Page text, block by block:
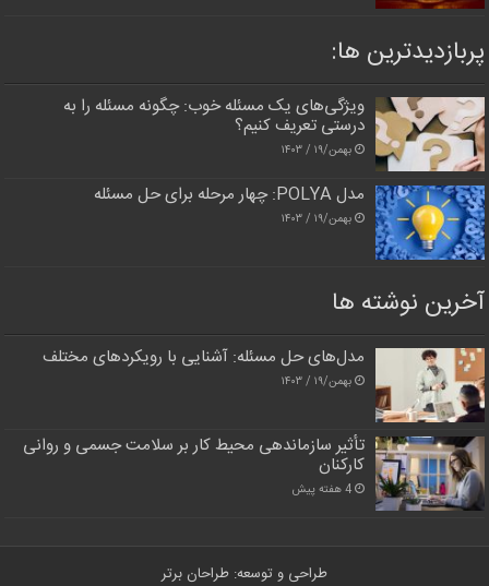
پربازدیدترین‌ ها:
ویژگی‌های یک مسئله خوب: چگونه مسئله را به
درستی تعریف کنیم؟
بهمن/۱۹ / ۱۴۰۳
مدل POLYA: چهار مرحله برای حل مسئله
بهمن/۱۹ / ۱۴۰۳
آخرین نوشته ها
مدل‌های حل مسئله: آشنایی با رویکردهای مختلف
بهمن/۱۹ / ۱۴۰۳
تأثیر سازماندهی محیط کار بر سلامت جسمی و روانی
کارکنان
4 هفته پیش
طراحی و توسعه: طراحان برتر